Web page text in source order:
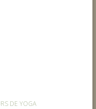
DE YOGA